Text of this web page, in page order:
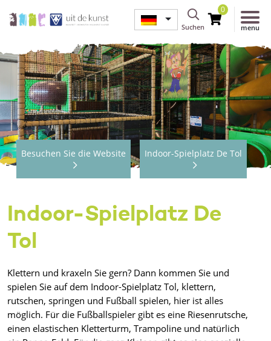
Suchen
0
menu
Besuchen Sie die Website Indoor-Spielplatz De Tol
Indoor-Spielplatz De
Tol
Klettern und kraxeln Sie gern? Dann kommen Sie und
spielen Sie auf dem Indoor-Spielplatz Tol, klettern,
rutschen, springen und Fußball spielen, hier ist alles
möglich. Für die Fußballspieler gibt es eine Riesenrutsche,
einen elastischen Kletterturm, Trampoline und natürlich